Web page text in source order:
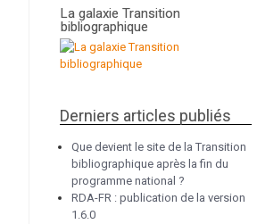
La galaxie Transition
bibliographique
Derniers articles publiés
Que devient le site de la Transition
bibliographique après la fin du
programme national ?
RDA-FR : publication de la version
1.6.0